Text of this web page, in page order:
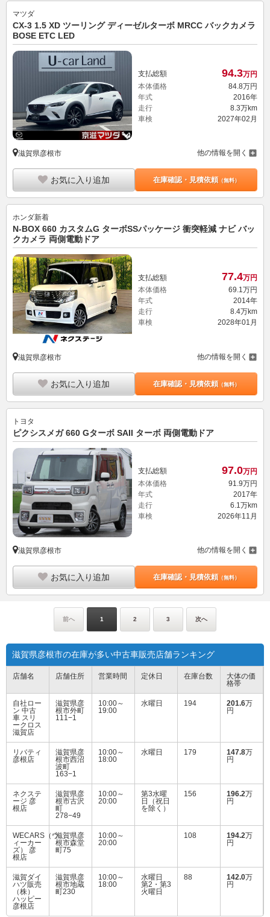
マツダ
CX-3 1.5 XD ツーリング ディーゼルターボ MRCC バックカメラ
BOSE ETC LED
支払総額 94.3万円
本体価格
84. 8万円
年式
2016年
走行
8.3万km
車検
2027年02月
滋賀県彦根市 他の情報を開く
お気に入り追加 在庫確認・見積依頼（無料）
ホンダ新着
N-BOX 660 カスタムG ターボSSパッケージ 衝突軽減 ナビ バッ
クカメラ 両側電動ドア
支払総額 77.4万円
本体価格
69.1万円
年式
2014年
走行
8.4万km
車検
2028年01月
滋賀県彦根市 他の情報を開く
お気に入り追加 在庫確認・見積依頼（無料）
トヨタ
ピクシスメガ 660 Gターボ SAII ターボ 両側電動ドア
支払総額 97.0万円
本体価格
91. 9万円
年式
2017年
走行
6.1万km
車検
2026年11月
滋賀県彦根市 他の情報を開く
お気に入り追加 在庫確認・見積依頼（無料）
前へ 1 2 3 次へ
滋賀県彦根市の在庫が多い中古車販売店舗ランキング
店舗名 店舗住所 営業時間 定休日 在庫台数
大体の価
格帯
自社ロー
ン 中古
車 スリ
ークロス
滋賀店
滋賀県彦
根市外町
111−1
10:00～
19:00
水曜日 194 201.6万
円
リバティ
彦根店
滋賀県彦
根市西沼
波町
163−1
10:00～
18:00
水曜日 179 147.8万
円
ネクステ
ージ 彦
根店
滋賀県彦
根市古沢
町
278−49
10:00～
20:00
第3水曜
日（祝日
を除く）
156 196.2万
円
WECARS（ウ
ィーカー
ズ） 彦
根店
滋賀県彦
根市森堂
町75
10:00～
20:00
108 194.2万
円
滋賀ダイ
ハツ販売
（株）
ハッピー
彦根店
滋賀県彦
根市地蔵
町230
10:00～
18:00
水曜日
第2・第3
火曜日
88 142.0万
円